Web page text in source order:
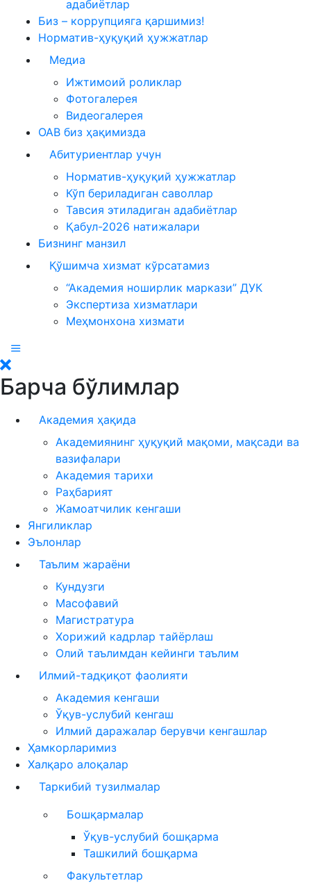
адабиётлар
Биз – коррупцияга қаршимиз!
Норматив-ҳуқуқий ҳужжатлар
Медиа
Ижтимоий роликлар
Фотогалерея
Видеогалерея
ОАВ биз ҳақимизда
Абитуриентлар учун
Норматив-ҳуқуқий ҳужжатлар
Кўп бериладиган саволлар
Тавсия этиладиган адабиётлар
Қабул-2026 натижалари
Бизнинг манзил
Қўшимча хизмат кўрсатамиз
“Академия ноширлик маркази” ДУК
Экспертиза хизматлари
Меҳмонхона хизмати
Барча бўлимлар
Академия ҳақида
Академиянинг ҳуқуқий мақоми, мақсади ва
вазифалари
Академия тарихи
Раҳбарият
Жамоатчилик кенгаши
Янгиликлар
Эълонлар
Таълим жараёни
Кундузги
Масофавий
Магистратура
Хорижий кадрлар тайёрлаш
Олий таълимдан кейинги таълим
Илмий-тадқиқот фаолияти
Академия кенгаши
Ўқув-услубий кенгаш
Илмий даражалар берувчи кенгашлар
Ҳамкорларимиз
Халқаро алоқалар
Таркибий тузилмалар
Бошқармалар
Ўқув-услубий бошқарма
Ташкилий бошқарма
Факультетлар